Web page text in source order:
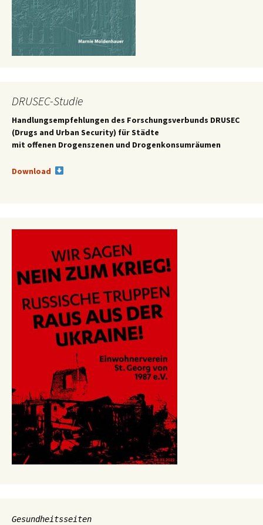
DRUSEC-Studie
Handlungsempfehlungen des Forschungsverbunds DRUSEC
(Drugs and Urban Security) für Städte
mit offenen Drogenszenen und Drogenkonsumräumen
Download
Gesundheitsseiten